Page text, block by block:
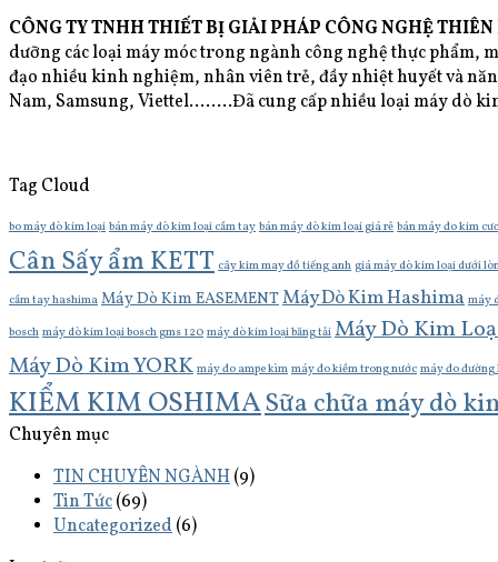
CÔNG TY TNHH THIẾT BỊ GIẢI PHÁP CÔNG NGHỆ THIÊN
dưỡng các loại máy móc trong ngành công nghệ thực phẩm,
đạo nhiều kinh nghiệm, nhân viên trẻ, đầy nhiệt huyết và
Nam, Samsung, Viettel……..Đã cung cấp nhiều loại máy dò
Tag Cloud
bo máy dò kim loại bán máy dò kim loại cầm tay bán máy dò kim loại giá rẻ bán máy đo kim
Cân Sấy ẩm KETT cây kim may đồ tiếng anh giá máy dò kim loại dưới
cầm tay hashima Máy Dò Kim EASEMENTMáy Dò Kim Hashima máy
bosch máy dò kim loại bosch gms 120 máy dò kim loại băng tải Máy Dò Kim
Máy Dò Kim YORK máy đo ampe kìm máy đo kiềm trong nước máy đo
KIỂM KIM OSHIMASữa chữa máy dò
Chuyên mục
TIN CHUYÊN NGÀNH(9)
Tin Tức(69)
Uncategorized(6)